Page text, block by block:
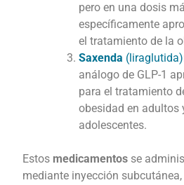
pero en una dosis
específicamente
el tratamiento de la
Saxenda
análogo de GLP-1
para el tratamiento
obesidad en adultos
adolescentes.
Estos medicamentos se
mediante inyección